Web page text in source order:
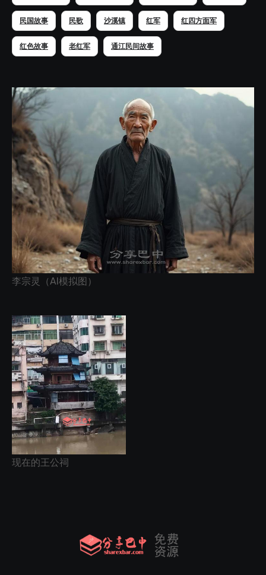
民国故事 民歌 沙溪镇 红军 红四方面军
红色故事 老红军 通江民间故事
李宗灵（AI模拟图）
现在的王公祠